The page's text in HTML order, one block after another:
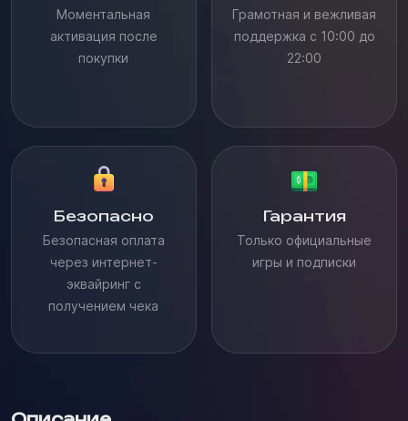
Моментальная
активация после
покупки
Грамотная и вежливая
поддержка с 10:00 до
22:00
Безопасно
Безопасная оплата
через интернет-
эквайринг с
получением чека
Гарантия
Только официальные
игры и подписки